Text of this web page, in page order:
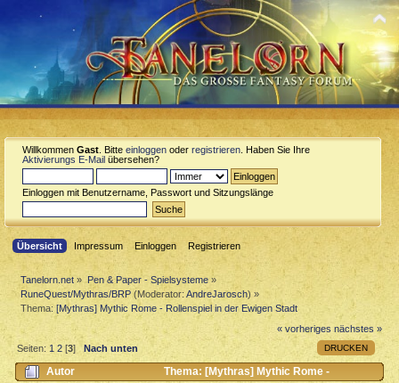
Willkommen Gast . Bitte einloggen oder registrieren . Haben Sie Ihre
Aktivierungs E-Mail übersehen?
Einloggen mit Benutzername, Passwort und Sitzungslänge
Übersicht Impressum Einloggen Registrieren
Tanelorn.net » Pen & Paper - Spielsysteme»
RuneQuest/Mythras/BRP (Moderator:AndreJarosch) »
Thema:[Mythras] Mythic Rome - Rollenspiel in der Ewigen Stadt
« vorheriges nächstes »
DRUCKEN
Seiten:1 2 [3] Nach unten
Autor
Thema: [Mythras] Mythic Rome -